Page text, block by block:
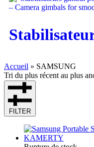
Accueil » SAMSUNG
Tri du plus récent au plus
FILTER